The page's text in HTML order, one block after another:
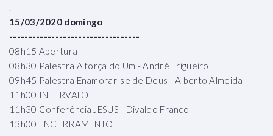
.
15/03/2020 domingo
----------------------------------
08h15 Abertura
08h30 Palestra A força do Um - André Trigueiro
09h45 Palestra Enamorar-se de Deus - Alberto Almeida
11h00 INTERVALO
11h30 Conferência JESUS - Divaldo Franco
13h00 ENCERRAMENTO